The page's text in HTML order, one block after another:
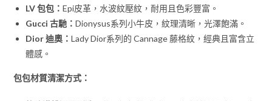
LV 包包：Epi皮革，水波紋壓紋，耐用且色彩豐富。
Gucci 古馳：Dionysus系列小牛皮，紋理清晰，光澤飽滿。
Dior 迪奧：Lady Dior系列的 Cannage 藤格紋，經典且富含立
體感。
包包材質清潔方式：